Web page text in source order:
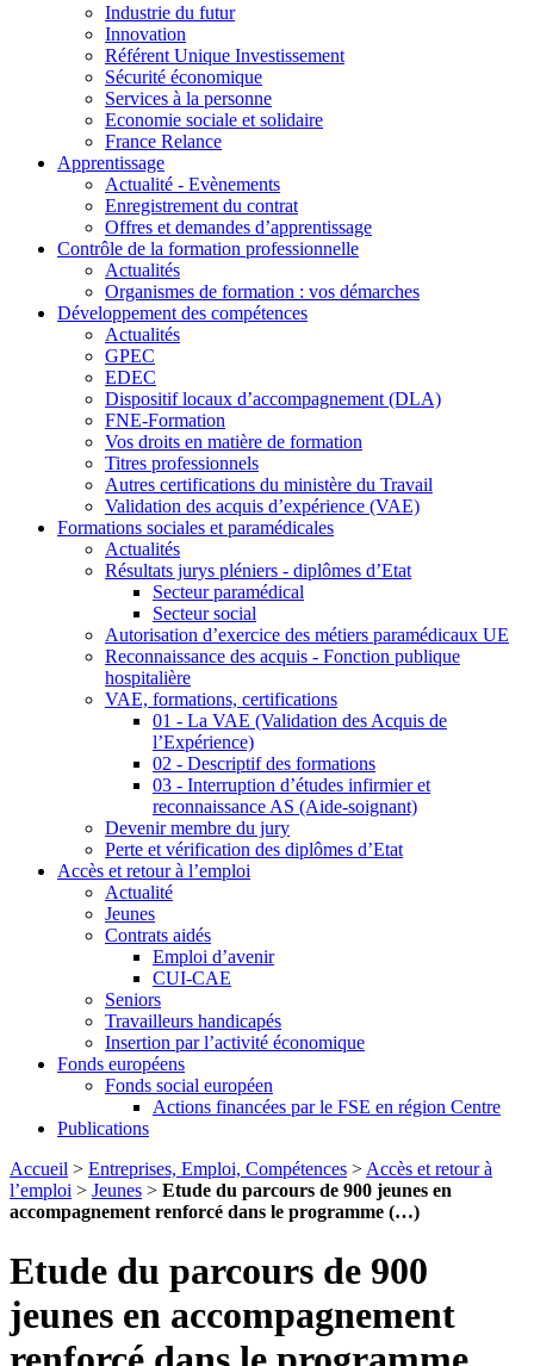
Industrie du futur
Innovation
Référent Unique Investissement
Sécurité économique
Services à la personne
Economie sociale et solidaire
France Relance
Apprentissage
Actualité - Evènements
Enregistrement du contrat
Offres et demandes d’apprentissage
Contrôle de la formation professionnelle
Actualités
Organismes de formation : vos démarches
Développement des compétences
Actualités
GPEC
EDEC
Dispositif locaux d’accompagnement (DLA)
FNE-Formation
Vos droits en matière de formation
Titres professionnels
Autres certifications du ministère du Travail
Validation des acquis d’expérience (VAE)
Formations sociales et paramédicales
Actualités
Résultats jurys pléniers - diplômes d’Etat
Secteur paramédical
Secteur social
Autorisation d’exercice des métiers paramédicaux UE
Reconnaissance des acquis - Fonction publique
hospitalière
VAE, formations, certifications
01 - La VAE (Validation des Acquis de
l’Expérience)
02 - Descriptif des formations
03 - Interruption d’études infirmier et
reconnaissance AS (Aide-soignant)
Devenir membre du jury
Perte et vérification des diplômes d’Etat
Accès et retour à l’emploi
Actualité
Jeunes
Contrats aidés
Emploi d’avenir
CUI-CAE
Seniors
Travailleurs handicapés
Insertion par l’activité économique
Fonds européens
Fonds social européen
Actions financées par le FSE en région Centre
Publications
Accueil > Entreprises, Emploi, Compétences >Accès et retour à
l’emploi > Jeunes > Etude du parcours de 900 jeunes en
accompagnement renforcé dans le programme (…)
Etude du parcours de 900
jeunes en accompagnement